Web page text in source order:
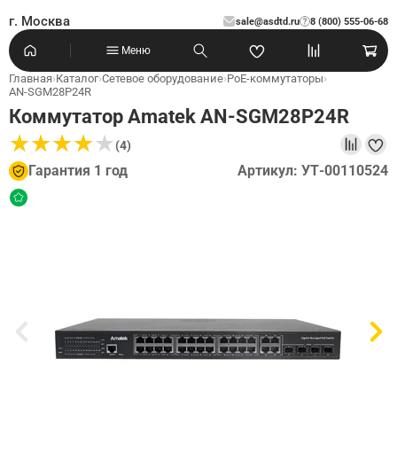
г. Москва sale@asdtd.ru 8 (800) 555-06-68
?
Меню
Главная›Каталог›Сетевое оборудование›PoE-коммутаторы›
AN-SGM28P24R
Коммутатор Amatek AN-SGM28P24R
★★★★★
★★★★★(4)
Гарантия 1 год Артикул: УТ-00110524